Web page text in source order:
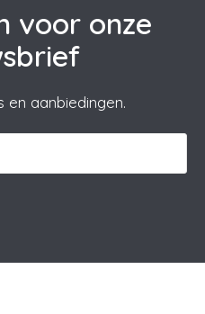
voor onze
aanbiedingen.